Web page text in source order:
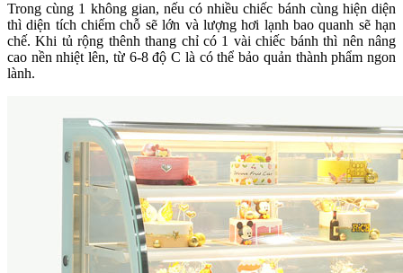
Trong cùng 1 không gian, nếu có nhiều chiếc bánh cùng hiện diện
thì diện tích chiếm chỗ sẽ lớn và lượng hơi lạnh bao quanh sẽ hạn
chế. Khi tủ rộng thênh thang chỉ có 1 vài chiếc bánh thì nên nâng
cao nền nhiệt lên, từ 6-8 độ C là có thể bảo quản thành phẩm ngon
lành.